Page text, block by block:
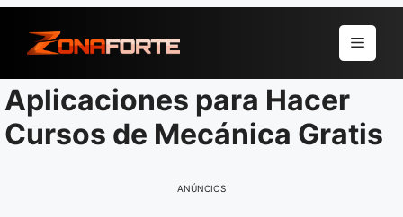
para
conteúdo
Menu
Aplicaciones para Hacer
Cursos de Mecánica Gratis
ANÚNCIOS